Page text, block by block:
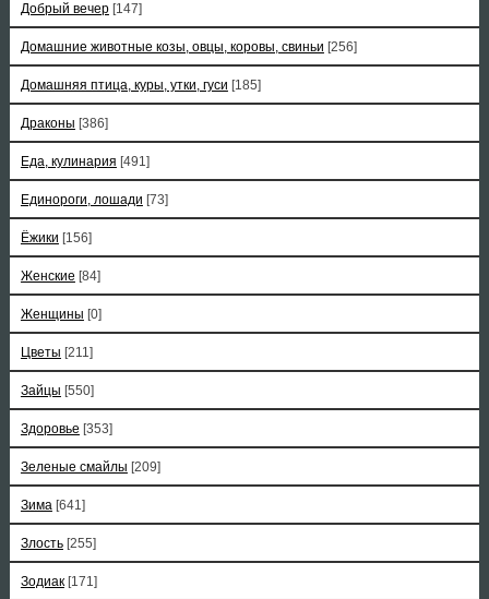
Добрый вечер [147]
Домашние животные козы, овцы, коровы, свиньи [256]
Домашняя птица, куры, утки, гуси [185]
Драконы [386]
Еда, кулинария [491]
Единороги, лошади [73]
Ёжики [156]
Женские [84]
Женщины [0]
Цветы [211]
Зайцы [550]
Здоровье [353]
Зеленые смайлы [209]
Зима [641]
Злость [255]
Зодиак [171]